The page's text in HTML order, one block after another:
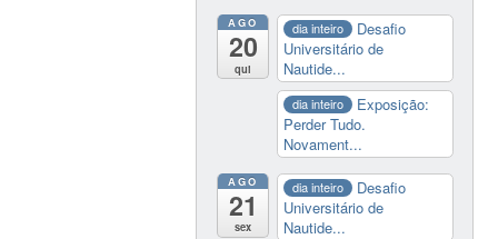
AGO
20
qui
dia inteiro
Desafio
Universitário de
Nautide...
dia inteiro
Exposição:
Perder Tudo.
Novament...
AGO
21
sex
dia inteiro
Desafio
Universitário de
Nautide...